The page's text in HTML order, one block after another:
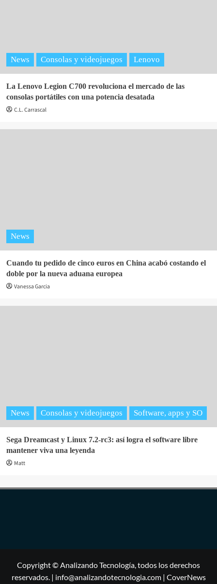
News Consolas y videojuegos Lenovo
La Lenovo Legion C700 revoluciona el mercado de las
consolas portátiles con una potencia desatada
C.L. Carrascal
News
Cuando tu pedido de cinco euros en China acabó costando el
doble por la nueva aduana europea
Vanessa Garcia
News Consolas y videojuegos Software, apps y SO
Sega Dreamcast y Linux 7.2-rc3: así logra el software libre
mantener viva una leyenda
Matt
Copyright © Analizando Tecnología, todos los derechos
reservados. | info@analizandotecnologia.com | CoverNews